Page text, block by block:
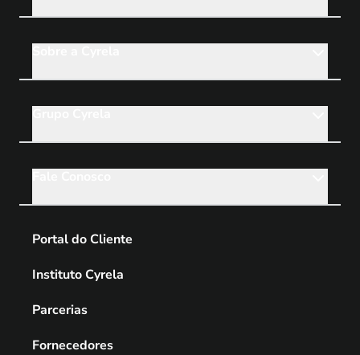
Portal do Cliente
Instituto Cyrela
Parcerias
Fornecedores